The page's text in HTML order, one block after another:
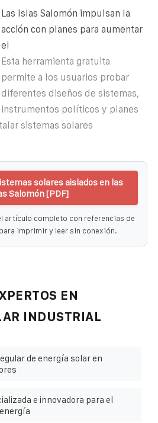
Las Islas Salomón impulsan la
acción con planes para aumentar
el
Esta herramienta gratuita
permite a los usuarios probar
diferentes diseños de sistemas,
instrumentos políticos y planes
sistemas solares
solares aislados en las
Salomón [PDF]
artículo completo con referencias de
imprimir y leer sin conexión.
EN
INDUSTRIAL
de energía solar en
e innovadora para el